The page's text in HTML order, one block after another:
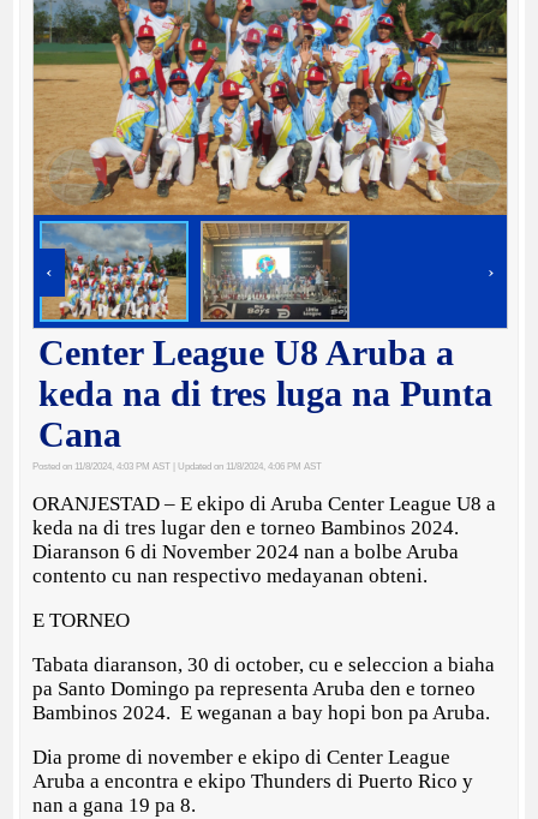
‹ ›
Center League U8 Aruba a
keda na di tres luga na Punta
Cana
Posted on 11/8/2024, 4:03 PM AST | Updated on 11/8/2024, 4:06 PM AST
ORANJESTAD – E ekipo di Aruba Center League U8 a
keda na di tres lugar den e torneo Bambinos 2024.
Diaranson 6 di November 2024 nan a bolbe Aruba
contento cu nan respectivo medayanan obteni.
E TORNEO
Tabata diaranson, 30 di october, cu e seleccion a biaha
pa Santo Domingo pa representa Aruba den e torneo
Bambinos 2024. E weganan a bay hopi bon pa Aruba.
Dia prome di november e ekipo di Center League
Aruba a encontra e ekipo Thunders di Puerto Rico y
nan a gana 19 pa 8.